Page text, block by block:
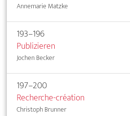
Annemarie Matzke
193–196
Publizieren
Jochen Becker
197–200
Recherche-création
Christoph Brunner